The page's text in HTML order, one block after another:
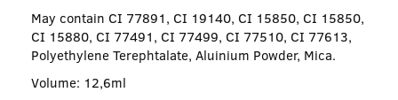
May contain CI 77891, CI 19140, CI 15850, CI 15850,
CI 15880, CI 77491, CI 77499, CI 77510, CI 77613,
Polyethylene Terephtalate, Aluinium Powder, Mica.
Volume: 12,6ml